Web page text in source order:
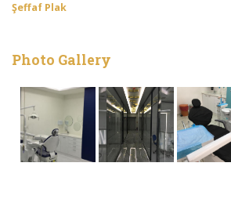
Şeffaf Plak
Photo Gallery